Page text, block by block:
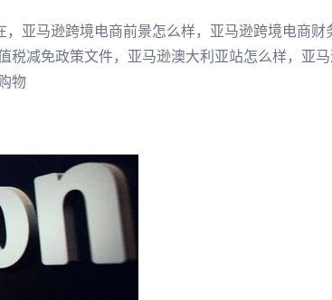
亚马逊跨境电商前景怎么样，亚马逊跨境电商财
税减免政策文件，亚马逊澳大利亚站怎么样，亚
物